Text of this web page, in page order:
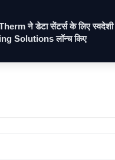
ने डेटा सेंटर्स के लिए
Solutions लॉन्च किए